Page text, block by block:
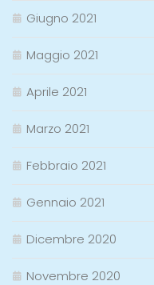
Giugno 2021
Maggio 2021
Aprile 2021
Marzo 2021
Febbraio 2021
Gennaio 2021
Dicembre 2020
Novembre 2020